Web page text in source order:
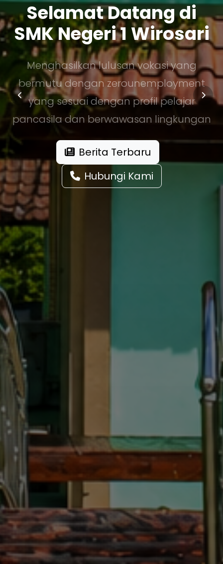
Selamat Datang di
SMK Negeri 1 Wirosari
Menghasilkan lulusan vokasi yang
bermutu dengan zerounemployment
yang sesuai dengan profil pelajar
pancasila dan berwawasan lingkungan
Berita Terbaru
Hubungi Kami